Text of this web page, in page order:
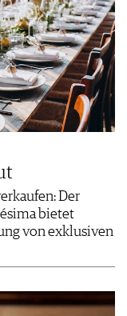
Der
bietet
von exklusiven